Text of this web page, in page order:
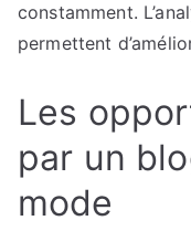
constamment.
permettent
Les
par un
mode